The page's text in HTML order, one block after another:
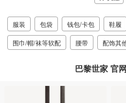
服装 包袋 钱包/卡包 鞋履
围巾/帽/袜等软配
腰带 配饰其
巴黎世家 官